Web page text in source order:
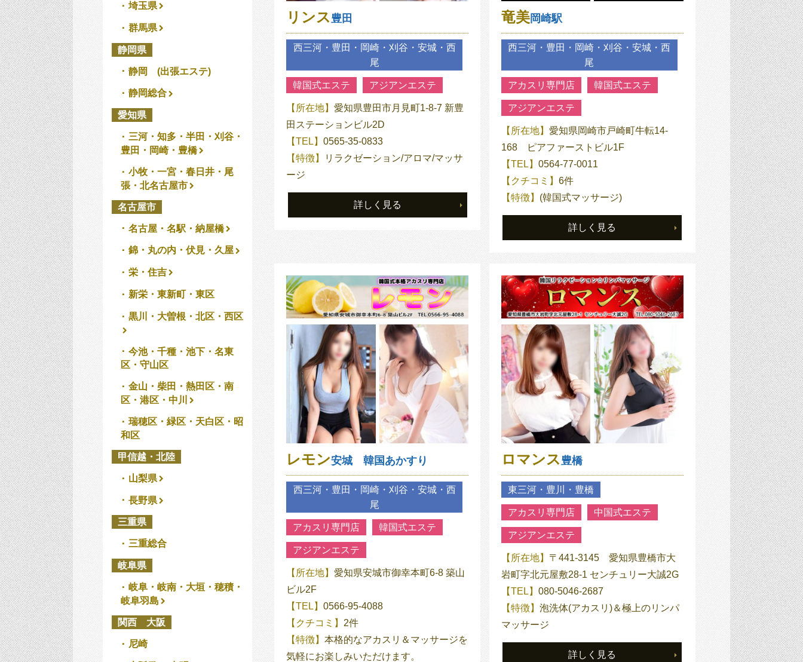
リンス 豊田
西三河・豊田・岡崎・刈谷・安城・西
尾
韓国式エステ アジアンエステ
【所在地】愛知県豊田市月見町1-8-7 新豊
田ステーションビル2D
【TEL】0565-35-0833
【特徴】
リラクゼーション/アロマ/マッサ
ージ
詳しく見る
竜美岡崎駅
西三河・豊田・岡崎・刈谷・安城・西
尾
アカスリ専門店 韓国式エステ
アジアンエステ
【所在地】 愛知県岡崎市戸崎町牛転14-
168 ピアファーストビル1F
【TEL】 0564-77-0011
【クチコミ】 6件
【特徴】 (韓国式マッサージ)
詳しく見る
レモン安城 韓国あかすり
西三河・豊田・岡崎・刈谷・安城・西
尾
アカスリ専門店 韓国式エステ
アジアンエステ
【所在地】愛知県安城市御幸本町6-8 築山
ビル2F
【TEL】0566-95-4088
【クチコミ】 2件
【特徴】本格的なアカスリ＆マッサージを
気軽にお楽しみいただけます。
ロマンス 豊橋
東三河・豊川・豊橋
アカスリ専門店 中国式エステ
アジアンエステ
【所在地】 〒441-3145 愛知県豊橋市大
岩町字北元屋敷28-1 センチュリー大誠2G
【TEL】 080-5046-2687
【特徴】 泡洗体(アカスリ)＆極上のリンパ
マッサージ
詳しく見る
埼玉県
群馬県
静岡県
静岡 (出張エステ)
静岡総合
愛知県
三河・知多・半田・刈谷・
豊田・岡崎・豊橋
小牧・一宮・春日井・尾
張・北名古屋市
名古屋市
名古屋・名駅・納屋橋
錦・丸の内・伏見・久屋
栄・住吉
新栄・東新町・東区
黒川・大曽根・北区・西区
今池・千種・池下・名東
区・守山区
金山・柴田・熱田区・南
区・港区・中川
瑞穂区・緑区・天白区・昭
和区
甲信越・北陸
山梨県
長野県
三重県
三重総合
岐阜県
岐阜・岐南・大垣・穂積・
岐阜羽島
関西 大阪
尼崎